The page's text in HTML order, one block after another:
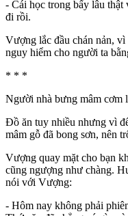
- Cái học trong bấy lâu thật
đi rồi.
Vượng lắc đầu chán nản,
nguy hiểm cho người ta
* * *
Người nhà bưng mâm cơm
Đồ ăn tuy nhiều nhưng vì
mâm gỗ đã bong sơn, nên
Vượng quay mặt cho bạn
cũng ngượng như chàng.
nói với Vượng:
- Hôm nay không phải